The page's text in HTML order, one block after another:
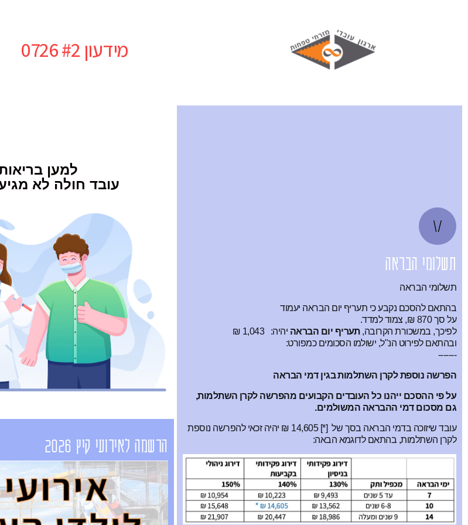
מידעון #2 0726
תשלומי הבראה
תשלומי הבראה
בהתאם להסכם נקבע כי תעריף יום הבראה יעמוד
על סך 870 ₪, צמוד למדד.
לפיכך, במשכורת הקרובה,תעריף יום הבראה יהיה:
1,043 ₪
ובהתאם לפירוט הנ"ל, ישולמו הסכומים כמפורט:
-------
הפרשה נוספת לקרן השתלמות בגין דמי הבראה
על פי ההסכם ייהנו כל העובדים הקבועים מהפרשה לקרן השתלמות,
גם מסכום דמי ההבראה המשולמים.
עובד שיזוכה בדמי הבראה בסך של [*] 14,605 ₪
יהיה זכאי להפרשה נוספת
לקרן השתלמות, בהתאם לדוגמא הבאה:
למען
עובד חולה לא
הרשמה לאירועי קיץ 2026